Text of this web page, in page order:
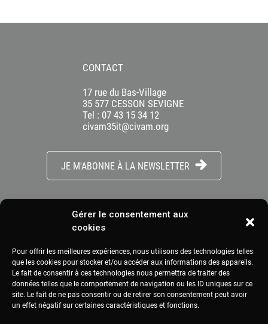
Gérer le consentement aux
cookies
Pour offrir les meilleures expériences, nous utilisons des technologies telles
que les cookies pour stocker et/ou accéder aux informations des appareils.
Le fait de consentir à ces technologies nous permettra de traiter des
données telles que le comportement de navigation ou les ID uniques sur ce
site. Le fait de ne pas consentir ou de retirer son consentement peut avoir
un effet négatif sur certaines caractéristiques et fonctions.
CONTACT
17 rue du Bas-Village
35 577 CESSON SEVIGNE
Tel : 07 43 15 34 12
civam35it@civam.org
JE M'ABONNE À LA NEWSLETTER